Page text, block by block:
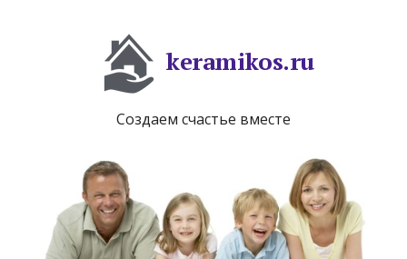
keramikos.ru
Создаем счастье вместе